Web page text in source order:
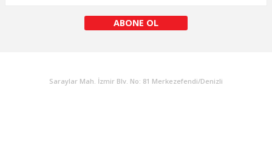
ABONE OL
Saraylar Mah. İzmir Blv. No: 81 Merkezefendi/Denizli